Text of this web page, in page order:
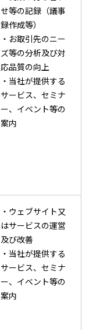
せ等の記録（議事
録作成等）
・お取引先のニー
ズ等の分析及び対
応品質の向上
・当社が提供する
サービス、セミナ
ー、イベント等の
案内
・ウェブサイト又
はサービスの運営
及び改善
・当社が提供する
サービス、セミナ
ー、イベント等の
案内